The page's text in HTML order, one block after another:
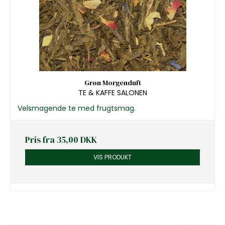
Grøn Morgenduft
TE & KAFFE SALONEN
Velsmagende te med frugtsmag.
Pris fra35,00 DKK
VIS PRODUKT